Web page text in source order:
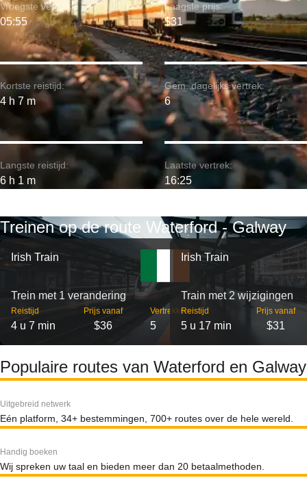
Kortste reistijd:
4 h 7 m
Vroegste vertrek:
05:55
Langste reistijd:
6 h 1 m
Laagste prijs:
$31
Gem. dagelijks vertrek:
6
Laatste vertrek:
16:25
Treinen op de route Waterford - Galway
Irish Train
Trein met 1 verandering
Reistijd
4 u 7 min
Prijs vanaf
$36
Vertrekken
5
Irish Train
Train met 2 wijzigingen
Reistijd
5 u 17 min
Prijs vanaf
$31
Populaire routes van Waterford en Galway
Uitgebreid netwerk
Eén platform, 34+ bestemmingen, 700+ routes over de hele wereld.
Handig boeken
Wij spreken uw taal en bieden meer dan 20 betaalmethoden.